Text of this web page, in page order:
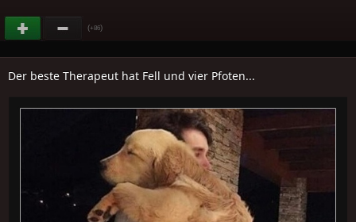
(+86)
Der beste Therapeut hat Fell und vier Pfoten...